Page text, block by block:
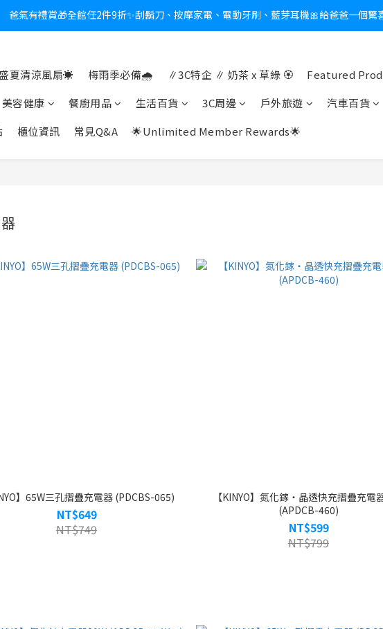
新會員送$100購物金✨再享消費回饋無極限
炎熱夏日救星☀️秒凍扇登場💙半導體製冷 x 微米級冰霧，一秒開凍，熱感歸零！
夏清涼風扇☀️ 梅雨季必備🌧️ ∥3C特企 ∥ 奶茶 x 草綠 🏵
Featured
美容健康 餐廚用品 生活百貨 3C周邊 戶外旅遊
汽車百貨
櫃位資訊 常見Q&A 🌟Unlimited Member Rewards🌟
】65W三孔摺疊充電器 (PDCBS-065)
NT$649
NT$749
【KINYO】氮化鎵‧晶透快充摺疊充電
(APDCB-460)
NT$599
NT$799